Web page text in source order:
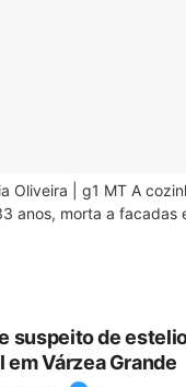
Oliveira | g1 MT A
anos, morta a facadas
suspeito de
em Várzea Grande